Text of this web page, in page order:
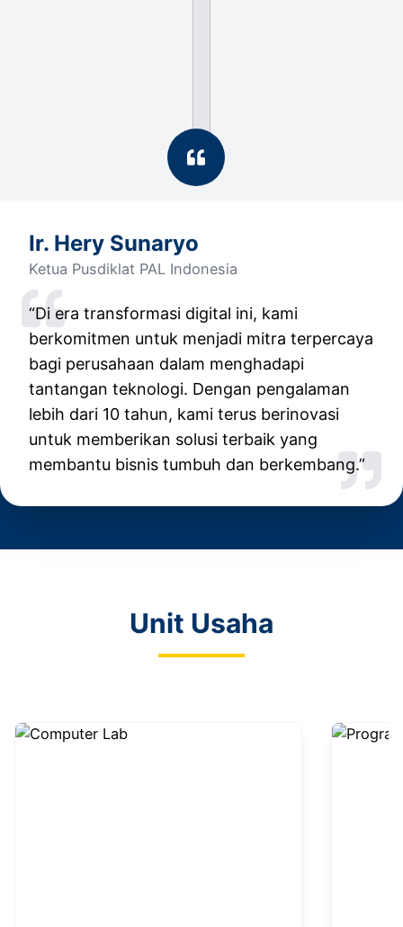
Ir. Hery Sunaryo
Ketua Pusdiklat PAL Indonesia
“Di era transformasi digital ini, kami
berkomitmen untuk menjadi mitra terpercaya
bagi perusahaan dalam menghadapi
tantangan teknologi. Dengan pengalaman
lebih dari 10 tahun, kami terus berinovasi
untuk memberikan solusi terbaik yang
membantu bisnis tumbuh dan berkembang.”
Unit Usaha